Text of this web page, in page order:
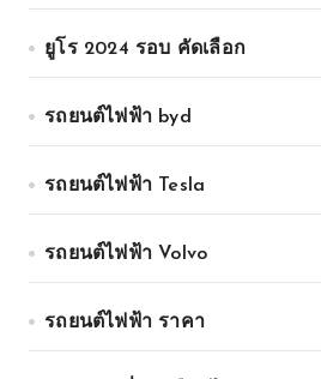
ยูโร 2024 รอบ คัดเลือก
รถยนต์ไฟฟ้า byd
รถยนต์ไฟฟ้า Tesla
รถยนต์ไฟฟ้า Volvo
รถยนต์ไฟฟ้า ราคา